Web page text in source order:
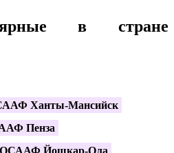
в стране
Ханты-Мансийск
Пенза
Йошкар-Ола